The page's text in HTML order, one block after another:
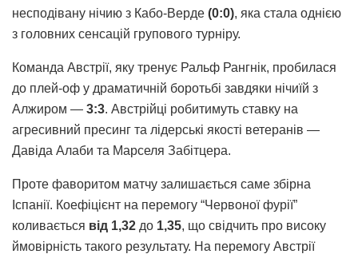
несподівану нічию з Кабо-Верде (0:0), яка стала однією
з головних сенсацій групового турніру.
Команда Австрії, яку тренує Ральф Рангнік, пробилася
до плей-оф у драматичній боротьбі завдяки нічиїй з
Алжиром — 3:3. Австрійці робитимуть ставку на
агресивний пресинг та лідерські якості ветеранів —
Давіда Алаби та Марселя Забітцера.
Проте фаворитом матчу залишається саме збірна
Іспанії. Коефіцієнт на перемогу “Червоної фурії”
коливається від 1,32 до 1,35, що свідчить про високу
ймовірність такого результату. На перемогу Австрії